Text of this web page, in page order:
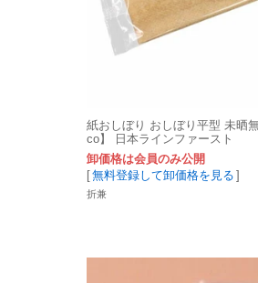
紙おしぼり おしぼり平型 未晒
co】 日本ラインファースト
卸価格は会員のみ公開
[無料登録して卸価格を見る ]
折兼